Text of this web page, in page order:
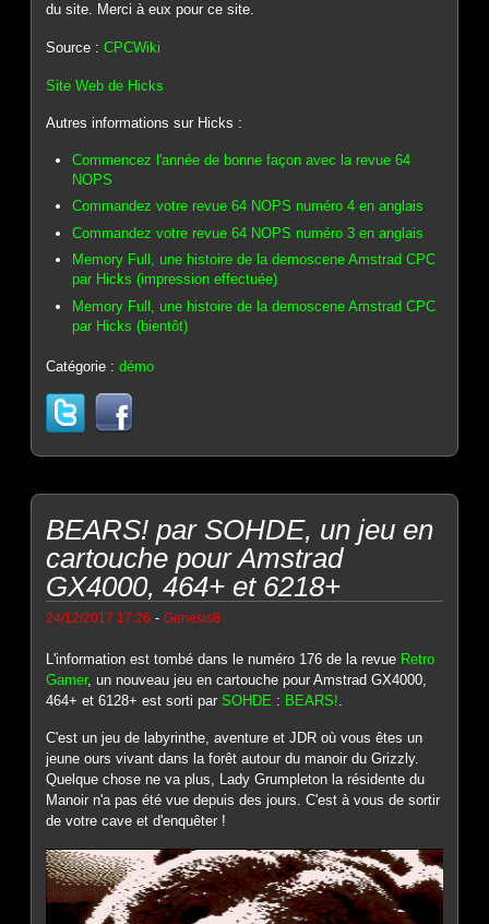
du site. Merci à eux pour ce site.
Source :CPCWiki
Site Web de Hicks
Autres informations sur Hicks :
Commencez l'année de bonne façon avec la revue 64
NOPS
Commandez votre revue 64 NOPS numéro 4 en anglais
Commandez votre revue 64 NOPS numéro 3 en anglais
Memory Full, une histoire de la demoscene Amstrad CPC
par Hicks (impression effectuée)
Memory Full, une histoire de la demoscene Amstrad CPC
par Hicks (bientôt)
Catégorie :démo
BEARS! par SOHDE, un jeu en
cartouche pour Amstrad
GX4000, 464+ et 6218+
24/12/2017 17:26 -Genesis8
L'information est tombé dans le numéro 176 de la revue Retro
Gamer, un nouveau jeu en cartouche pour Amstrad GX4000,
464+ et 6128+ est sorti parSOHDE : BEARS!
C'est un jeu de labyrinthe, aventure et JDR où vous êtes un
jeune ours vivant dans la forêt autour du manoir du Grizzly.
Quelque chose ne va plus, Lady Grumpleton la résidente du
Manoir n'a pas été vue depuis des jours. C'est à vous de sortir
de votre cave et d'enquêter !